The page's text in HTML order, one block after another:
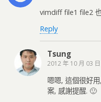
vimdiff file1 file2
Reply
Tsung
2012 年 10 月 03 日
嗯嗯, 這個很好
案, 感謝提醒. 🙂